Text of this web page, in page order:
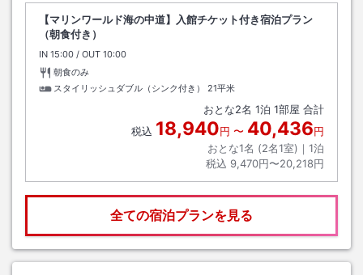
【マリンワールド海の中道】入館チケット付き宿泊プラン
（朝食付き）
IN チェックイン
15:00 / OUT チェックアウト
10:00
朝食のみ
スタイリッシュダブル（シンク付き）
21平米
おとな2名 1泊 1部屋 合計
税込 18,940円 〜 40,436円
おとな1名 (2名1室)｜ 1泊
税込 9,470円〜20,218円
全ての宿泊プランを見る